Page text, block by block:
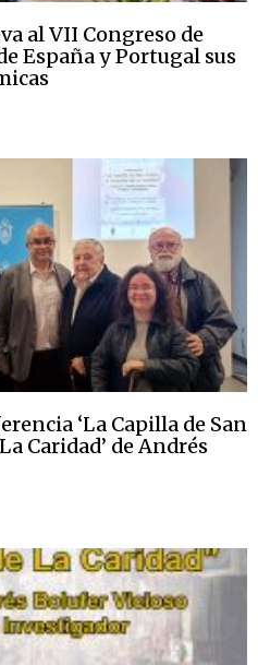
al VII Congreso de
España y Portugal sus
‘La Capilla de San
Caridad’ de Andrés